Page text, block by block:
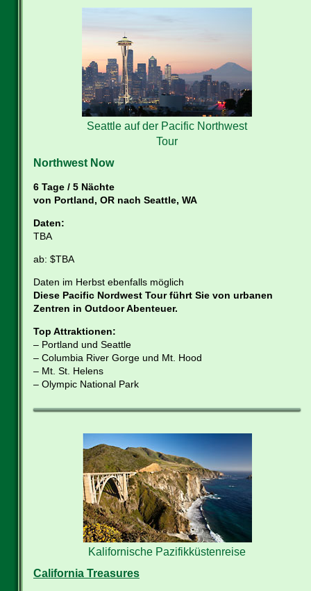
Seattle auf der Pacific Northwest
Tour
Northwest Now
6 Tage / 5 Nächte
von Portland, OR nach Seattle, WA
Daten:
TBA
ab: $TBA
Daten im Herbst ebenfalls möglich
Diese Pacific Nordwest Tour führt Sie von urbanen
Zentren in Outdoor Abenteuer.
Top Attraktionen:
– Portland und Seattle
– Columbia River Gorge und Mt. Hood
– Mt. St. Helens
– Olympic National Park
Kalifornische Pazifikküstenreise
California Treasures